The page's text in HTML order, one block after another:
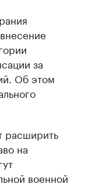
за
Об этом
расширить
на
военной